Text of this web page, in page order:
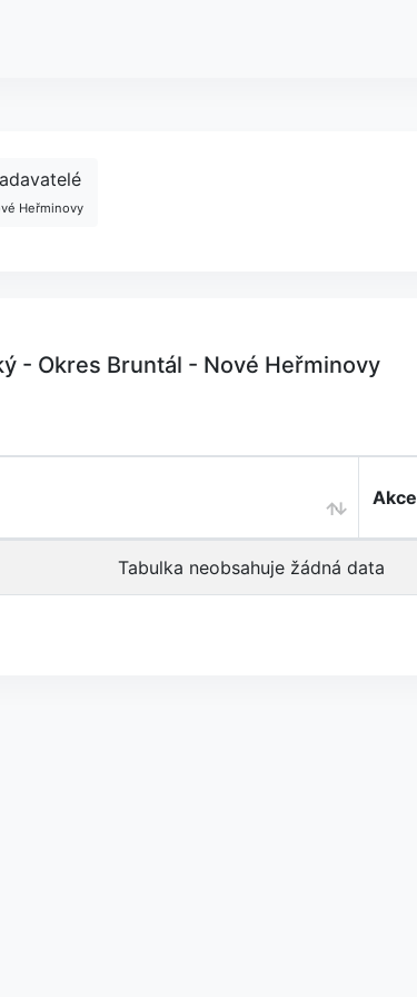
Heřminovy
- Okres Bruntál - Nové Heřminovy
Akce
Tabulka neobsahuje žádná data